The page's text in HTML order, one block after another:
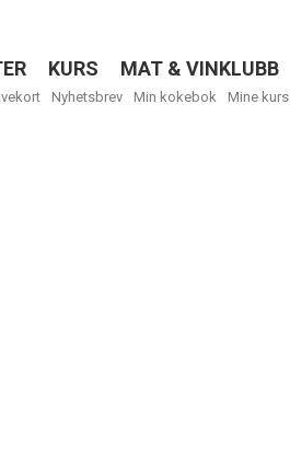
KURS MAT & VINKLUBB
Nyhetsbrev Min kokebok Mine kurs